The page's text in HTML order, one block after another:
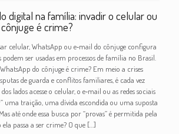
digital na família: invadir o celular ou
é crime?
celular, WhatsApp ou e‑mail do cônjuge configura
podem ser usadas em processos de família no Brasil.
do cônjuge é crime? Em meio a crises
de guarda e conflitos familiares, é cada vez
lados acesse o celular, o e‑mail ou as redes sociais
uma traição, uma dívida escondida ou uma suposta
até onde essa busca por “provas” é permitida pela
passa a ser crime? O que[…]